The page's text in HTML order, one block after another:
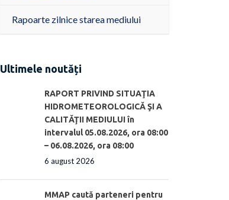
Rapoarte zilnice starea mediului
Ultimele noutăți
RAPORT PRIVIND SITUAŢIA
HIDROMETEOROLOGICĂ ŞI A
CALITĂŢII MEDIULUI în
intervalul 05.08.2026, ora 08:00
– 06.08.2026, ora 08:00
6 august 2026
MMAP caută parteneri pentru